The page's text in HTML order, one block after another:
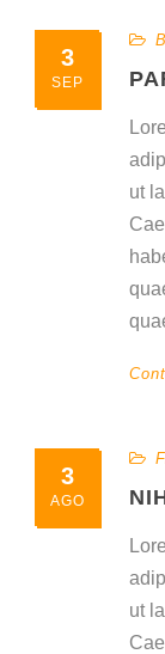
3
SEP
ut
3
AGO
ut